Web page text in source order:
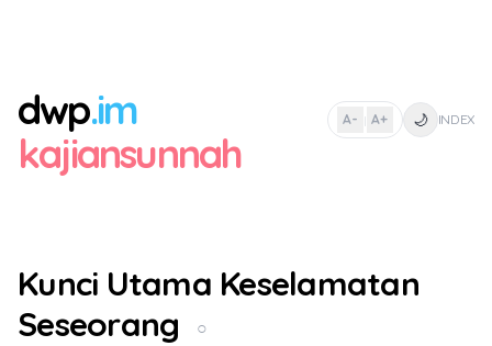
dwp.im
kajiansunnah
A- | A+ 🌙 INDEX
Kunci Utama Keselamatan
Seseorang
○